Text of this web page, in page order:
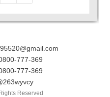
777-369
777-369
Reserved